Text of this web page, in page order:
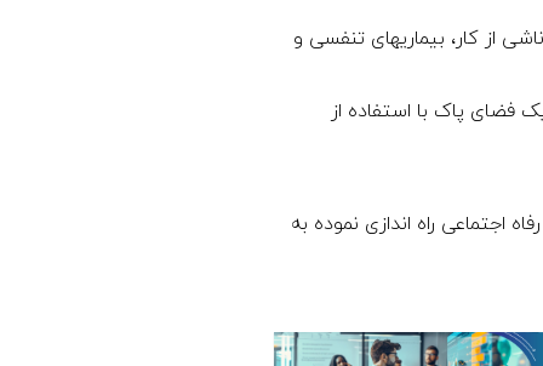
از کار، بیماریهای تنفسی و
پاک با استفاده از
اجتماعی راه اندازی نموده به